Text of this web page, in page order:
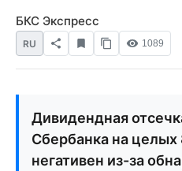
БКС Экспресс
RU 1089
Дивидендная
Сбербанка на
негативен из-за